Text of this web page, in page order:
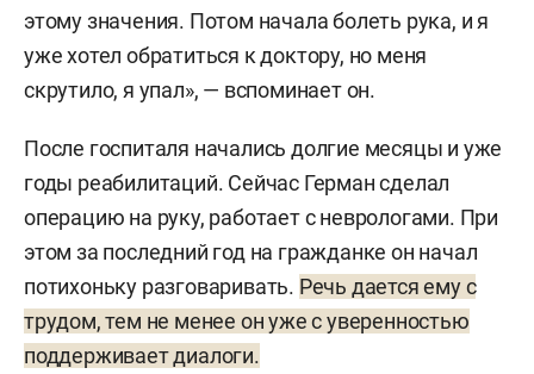
этому значения. Потом начала болеть рука, и я
уже хотел обратиться к доктору, но меня
скрутило, я упал», — вспоминает он.
После госпиталя начались долгие месяцы и уже
годы реабилитаций. Сейчас Герман сделал
операцию на руку, работает с неврологами. При
этом за последний год на гражданке он начал
потихоньку разговаривать. Речь дается ему с
трудом, тем не менее он уже с уверенностью
поддерживает диалоги.